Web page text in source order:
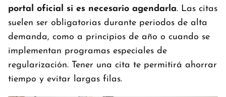
portal oficial si es necesario agendarla. Las citas
suelen ser obligatorias durante periodos de alta
demanda, como a principios de año o cuando se
implementan programas especiales de
regularización. Tener una cita te permitirá ahorrar
tiempo y evitar largas filas.